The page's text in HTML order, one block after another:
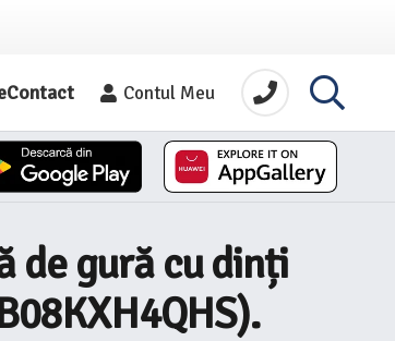
Contact Contul Meu
de gură cu dinți